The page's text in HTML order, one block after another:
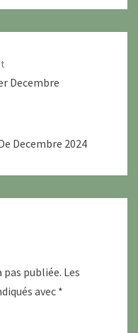
Decembre
Decembre 2024
pas publiée. Les
avec *